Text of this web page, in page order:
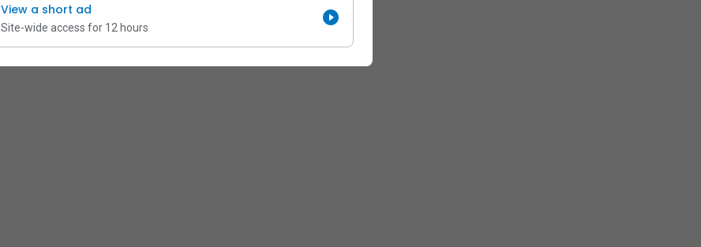
View a short ad
Site-wide access for 12 hours